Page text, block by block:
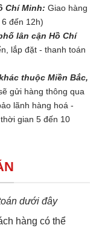
Chí Minh: Giao hàng
đến 12h)
lân cận Hồ Chí
lắp đặt - thanh toán
thuộc Miền Bắc,
gửi hàng thông qua
lãnh hàng hoá -
gian 5 đến 10
dưới đây
hàng có thể